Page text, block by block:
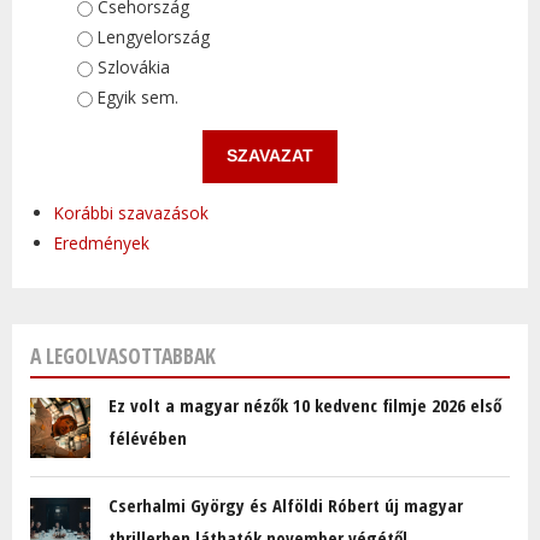
Választások
Csehország
Lengyelország
Szlovákia
Egyik sem.
Korábbi szavazások
Eredmények
A LEGOLVASOTTABBAK
Ez volt a magyar nézők 10 kedvenc filmje 2026 első
félévében
Cserhalmi György és Alföldi Róbert új magyar